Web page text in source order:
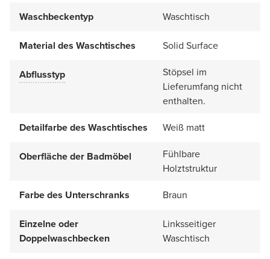
Waschbeckentyp Waschtisch
Material des Waschtisches Solid Surface
Abflusstyp
Stöpsel im
Lieferumfang nicht
enthalten.
Detailfarbe des Waschtisches
Weiß matt
Oberfläche der Badmöbel
Fühlbare
Holztstruktur
Farbe des Unterschranks
Braun
Einzelne oder
Doppelwaschbecken
Linksseitiger
Waschtisch